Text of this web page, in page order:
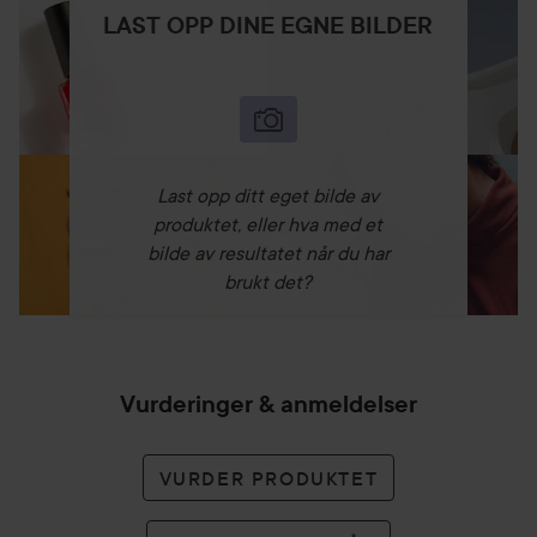
LAST OPP DINE EGNE BILDER
Last opp ditt eget bilde av
produktet, eller hva med et
bilde av resultatet når du har
brukt det?
Vurderinger & anmeldelser
VURDER PRODUKTET